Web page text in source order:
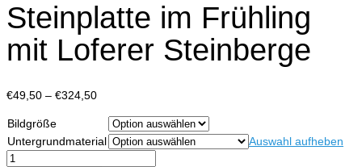
Steinplatte im Frühling
mit Loferer Steinberge
€49,50 – €324,50Preisspanne:
€324,50
Bildgröße
Untergrundmaterial
Auswahl aufheben
Steinplatte